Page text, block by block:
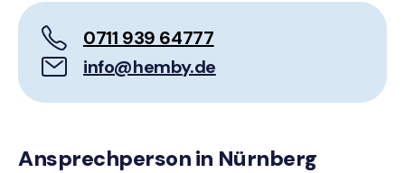
0711 939 64777
info@hemby.de
Ansprechperson in Nürnberg